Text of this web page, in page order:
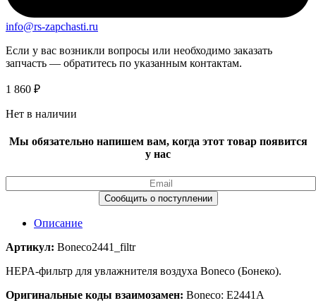
info@rs-zapchasti.ru
Если у вас возникли вопросы или необходимо заказать
запчасть — обратитесь по указанным контактам.
1 860 ₽
Нет в наличии
Мы обязательно напишем вам, когда этот товар появится
у нас
Описание
Артикул: Boneco2441_filtr
HEPA-фильтр для увлажнителя воздуха Boneco (Бонеко).
Оригинальные коды взаимозамен: Boneco: E2441A